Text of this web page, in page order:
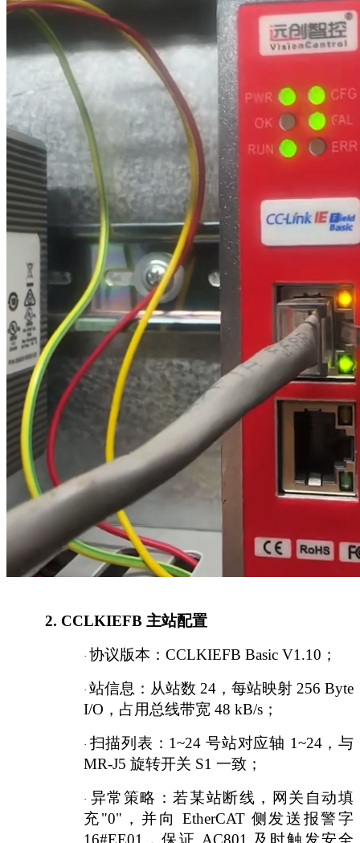
2. CCLKIEFB 主站配置
· 协议版本： CCLKIEFB Basic V1.10；
· 站信息：从站数 24，每站映射 256 Byte
I/O，占用总线带宽 48 kB/s；
· 扫描列表： 1~24 号站对应轴 1~24，与
MR-J5 旋转开关 S1 一致；
· 异常策略：若某站断线，网关自动填
充"0"，并向 EtherCAT 侧发送报警字
16#EE01，保证 AC801 及时触发安全